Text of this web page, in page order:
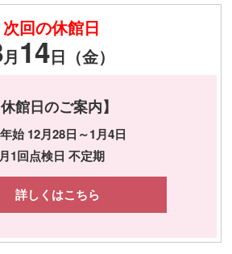
次回の休館日
月14日（金）
休館日のご案内】
始 12月28日～1月4日
月1回点検日 不定期
詳しくはこちら